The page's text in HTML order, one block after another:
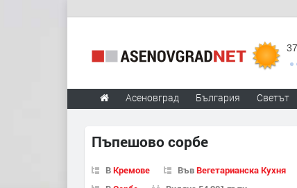
37
Асеновград България Светът
Пъпешово сорбе
ВКремове ВъвВегетарианска Кухня